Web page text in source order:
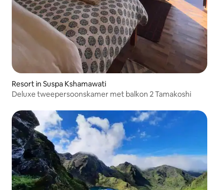
Resort in Suspa Kshamawati
Deluxe tweepersoonskamer met balkon 2 Tamakoshi